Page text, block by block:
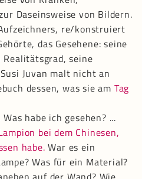
Daseinsweise von Bildern.
re/konstruiert
das Gesehene: seine
seine
Juvan malt nicht an
dessen, was sie am Tag
habe ich gesehen? ...
bei dem Chinesen,
habe. War es ein
Was für ein Material?